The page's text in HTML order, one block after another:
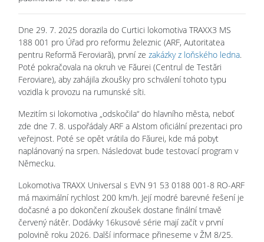
Dne 29. 7. 2025 dorazila do Curtici lokomotiva TRAXX3 MS
188 001 pro Úřad pro reformu železnic (ARF, Autoritatea
pentru Reformă Feroviară), první ze zakázky z loňského ledna.
Poté pokračovala na okruh ve Făurei (Centrul de Testări
Feroviare), aby zahájila zkoušky pro schválení tohoto typu
vozidla k provozu na rumunské síti.
Mezitím si lokomotiva „odskočila“ do hlavního města, neboť
zde dne 7. 8. uspořádaly ARF a Alstom oficiální prezentaci pro
veřejnost. Poté se opět vrátila do Făurei, kde má pobyt
naplánovaný na srpen. Následovat bude testovací program v
Německu.
Lokomotiva TRAXX Universal s EVN 91 53 0188 001-8 RO-ARF
má maximální rychlost 200 km/h. Její modré barevné řešení je
dočasné a po dokončení zkoušek dostane finální tmavě
červený nátěr. Dodávky 16kusové série mají začít v první
polovině roku 2026. Další informace přineseme v ŽM 8/25.